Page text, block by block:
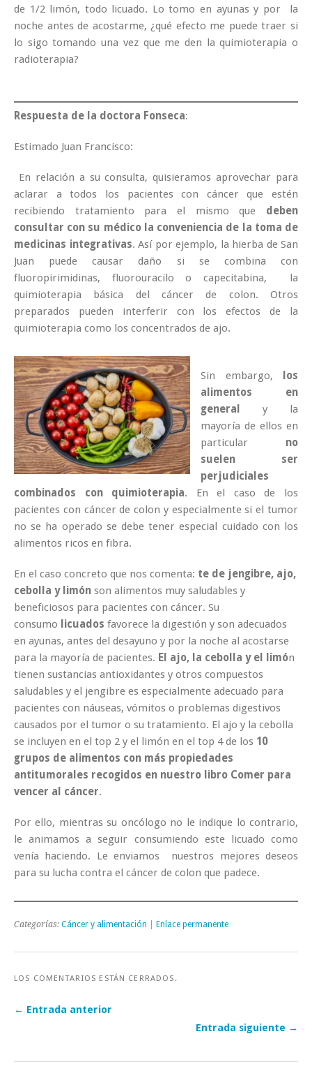
de 1/2 limón, todo licuado. Lo tomo en ayunas y por la
noche antes de acostarme, ¿qué efecto me puede traer si
lo sigo tomando una vez que me den la quimioterapia o
radioterapia?
Respuesta de la doctora Fonseca:
Estimado Juan Francisco:
En relación a su consulta, quisieramos aprovechar para
aclarar a todos los pacientes con cáncer que estén
recibiendo tratamiento para el mismo que deben
consultar con su médico la conveniencia de la toma de
medicinas integrativas. Así por ejemplo, la hierba de San
Juan puede causar daño si se combina con
fluoropirimidinas, fluorouracilo o capecitabina, la
quimioterapia básica del cáncer de colon. Otros
preparados pueden interferir con los efectos de la
quimioterapia como los concentrados de ajo.
Sin embargo,
los
alimentos en
general
y la
mayoría de ellos en
particular no
suelen ser
perjudiciales
combinados con quimioterapia. En el caso de los
pacientes con cáncer de colon y especialmente si el tumor
no se ha operado se debe tener especial cuidado con los
alimentos ricos en fibra.
En el caso concreto que nos comenta: te de jengibre, ajo,
cebolla y limón son alimentos muy saludables y
beneficiosos para pacientes con cáncer. Su
consumo
licuados favorece la digestión y son adecuados
en ayunas, antes del desayuno y por la noche al acostarse
para la mayoría de pacientes. El ajo, la cebolla y el limón
tienen sustancias antioxidantes y otros compuestos
saludables y el jengibre es especialmente adecuado para
pacientes con náuseas, vómitos o problemas digestivos
causados por el tumor o su tratamiento. El ajo y la cebolla
se incluyen en el top 2 y el limón en el top 4 de los 10
grupos de alimentos con más propiedades
antitumorales recogidos en nuestro libro Comer para
vencer al cáncer.
Por ello, mientras su oncólogo no le indique lo contrario,
le animamos a seguir consumiendo este licuado como
venía haciendo. Le enviamos nuestros mejores deseos
para su lucha contra el cáncer de colon que padece.
Categorías: Cáncer y alimentación Enlace permanente
LOS COMENTARIOS ESTÁN CERRADOS.
← Entrada anterior
Entrada siguiente →